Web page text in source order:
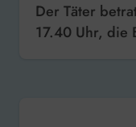
Der Täter betrat am Montag, 19. Januar um
17.40 Uhr, die